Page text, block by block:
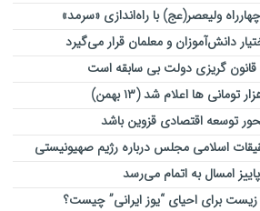
ولیعصر(عج) با راه‌اندازی «سرمد»
دانش‌آموزان و معلمان قرار می‌گیرد
قانون‌ گریزی دولت بی سابقه است
توسعه اقتصادی قزوین باشد
اسلامی مجلس درباره رژیم صهیونیستی
امسال به اتمام می‌رسد
برای احیای “یوز ایرانی” چیست؟